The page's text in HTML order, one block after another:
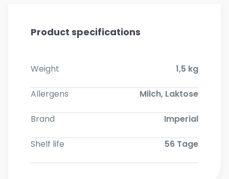
Product specifications
Weight 1,5 kg
Allergens Milch, Laktose
Brand Imperial
Shelf life 56 Tage